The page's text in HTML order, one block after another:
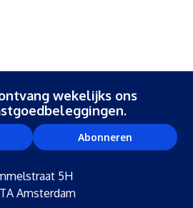
wekelijks ons
Abonneren
5H
Amsterdam